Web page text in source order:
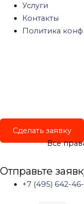
Услуги
Контакты
Политика
Сделать заявку
Все
Отправьте
+7 (495) 642-